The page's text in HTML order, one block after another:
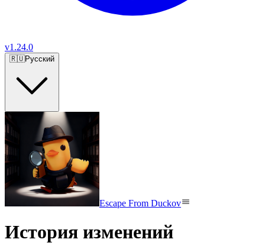
v1.24.0
🇷🇺Русский
Escape From Duckov
История изменений